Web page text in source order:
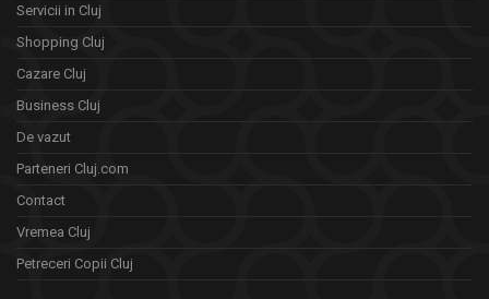
Servicii in Cluj
Shopping Cluj
Cazare Cluj
Business Cluj
De vazut
Parteneri Cluj.com
Contact
Vremea Cluj
Petreceri Copii Cluj